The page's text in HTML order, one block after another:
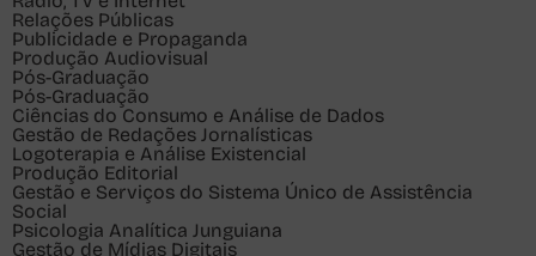
Relações Públicas
Publicidade e Propaganda
Produção Audiovisual
Pós-Graduação
Pós-Graduação
Ciências do Consumo e Análise de Dados
Gestão de Redações Jornalísticas
Logoterapia e Análise Existencial
Produção Editorial
Gestão e Serviços do Sistema Único de Assistência
Social
Psicologia Analítica Junguiana
Gestão de Mídias Digitais